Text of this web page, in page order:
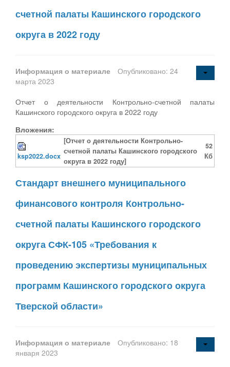
счетной палаты Кашинского городского
округа в 2022 году
Информация о материале
Опубликовано: 24
марта 2023
Отчет о деятельности Контрольно-счетной палаты
Кашинского городского округа в 2022 году
Вложения:
ksp2022.docx
[Отчет о деятельности Контрольно-
счетной палаты Кашинского городского
округа в 2022 году]
52
Кб
Стандарт внешнего муниципального
финансового контроля Контрольно-
счетной палаты Кашинского городского
округа СФК-105 «Требования к
проведению экспертизы муниципальных
программ Кашинского городского округа
Тверской области»
Информация о материале
Опубликовано: 18
января 2023